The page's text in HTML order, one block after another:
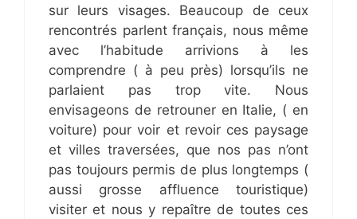
sur leurs visages. Beaucoup de ceux
rencontrés parlent français, nous même
avec l’habitude arrivions à les
comprendre ( à peu près) lorsqu’ils ne
parlaient pas trop vite. Nous
envisageons de retrouner en Italie, ( en
voiture) pour voir et revoir ces paysage
et villes traversées, que nos pas n’ont
pas toujours permis de plus longtemps (
aussi grosse affluence touristique)
visiter et nous y repaître de toutes ces